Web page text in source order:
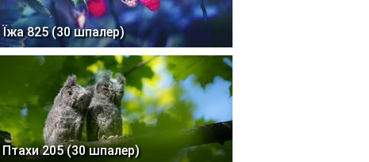
Їжа 825 (30 шпалер)
Птахи 205 (30 шпалер)